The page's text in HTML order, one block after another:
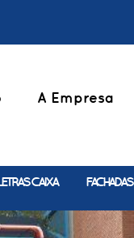
A Empresa
FACHADAS
CAIXA